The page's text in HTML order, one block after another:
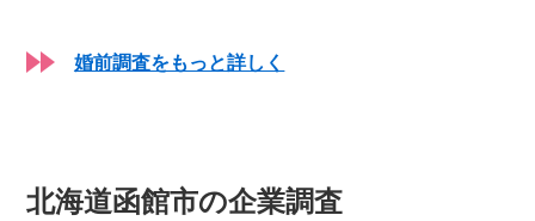
婚前調査をもっと詳しく
北海道函館市の企業調査